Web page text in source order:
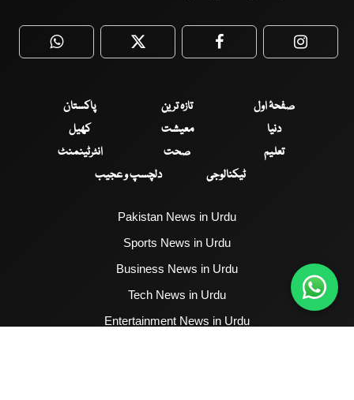
WhatsApp Twitter Facebook
صفحۂ اول تازہ ترین
پاکستان
دنیا
معیشت
کھیل
تعلیم
صحت
انٹرٹینمنٹ
ٹیکنالوجی
دلچسپ و عجیب
Pakistan News in Urdu
Sports News in Urdu
Business News in Urdu
Tech News in Urdu
Entertainment News in Urdu